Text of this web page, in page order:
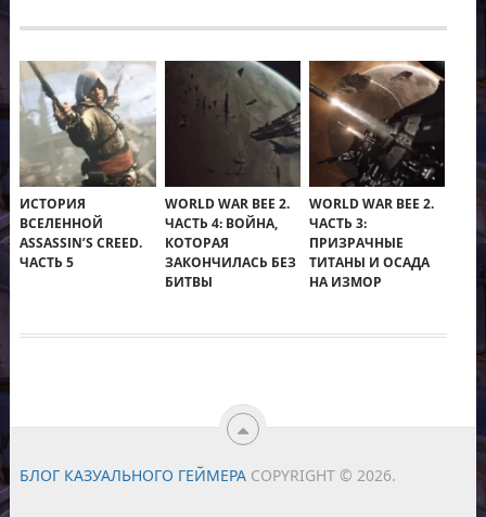
ИСТОРИЯ
ВСЕЛЕННОЙ
ASSASSIN’S CREED.
ЧАСТЬ 5
WORLD WAR BEE 2.
ЧАСТЬ 4: ВОЙНА,
КОТОРАЯ
ЗАКОНЧИЛАСЬ БЕЗ
БИТВЫ
WORLD WAR BEE 2.
ЧАСТЬ 3:
ПРИЗРАЧНЫЕ
ТИТАНЫ И ОСАДА
НА ИЗМОР
БЛОГ КАЗУАЛЬНОГО ГЕЙМЕРА COPYRIGHT © 2026.